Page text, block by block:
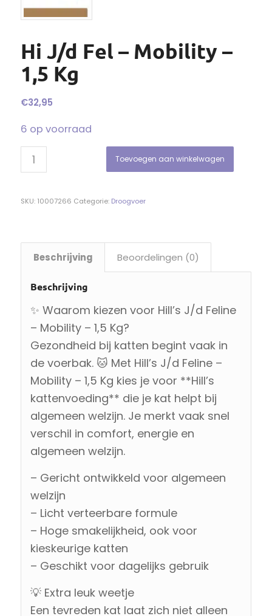
Hi J/d Fel – Mobility –
1,5 Kg
€32,95
6 op voorraad
Toevoegen aan winkelwagen
SKU: 10007266 Categorie: Droogvoer
Beschrijving Beoordelingen (0)
Beschrijving
✨ Waarom kiezen voor Hill’s J/d Feline
– Mobility – 1,5 Kg?
Gezondheid bij katten begint vaak in
de voerbak. 🐱 Met Hill’s J/d Feline –
Mobility – 1,5 Kg kies je voor **Hill’s
kattenvoeding** die je kat helpt bij
algemeen welzijn. Je merkt vaak snel
verschil in comfort, energie en
algemeen welzijn.
– Gericht ontwikkeld voor algemeen
welzijn
– Licht verteerbare formule
– Hoge smakelijkheid, ook voor
kieskeurige katten
– Geschikt voor dagelijks gebruik
💡 Extra leuk weetje
Een tevreden kat laat zich niet alleen